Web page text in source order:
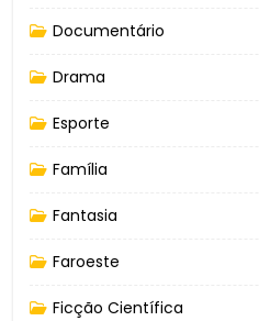
Documentário
Drama
Esporte
Família
Fantasia
Faroeste
Ficção Científica